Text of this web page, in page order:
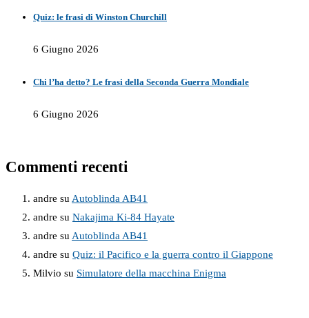
Quiz: le frasi di Winston Churchill
6 Giugno 2026
Chi l’ha detto? Le frasi della Seconda Guerra Mondiale
6 Giugno 2026
Commenti recenti
andre su Autoblinda AB41
andre su Nakajima Ki-84 Hayate
andre su Autoblinda AB41
andre su Quiz: il Pacifico e la guerra contro il Giappone
Milvio su Simulatore della macchina Enigma